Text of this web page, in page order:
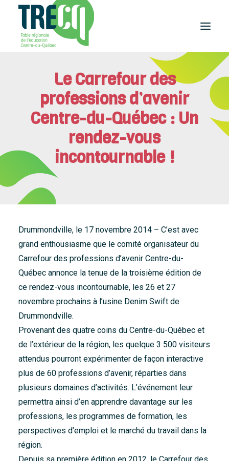
Plaisir de lire
Événements
Équilibre
études-travail
Étudier
au Centre-du-Québec
Outils
et publications
Accueil
À propos
Nouvelles
Nous joindre
Le Carrefour des
professions d’avenir
Centre-du-Québec : Un
rendez-vous
incontournable !
Drummondville, le 17 novembre 2014 – C’est avec
grand enthousiasme que le comité organisateur du
Carrefour des professions d’avenir Centre-du-
Québec annonce la tenue de la troisième édition de
ce rendez-vous incontournable, les 26 et 27
novembre prochains à l’usine Denim Swift de
Drummondville.
Provenant des quatre coins du Centre-du-Québec et
de l’extérieur de la région, les quelque 3 500 visiteurs
attendus pourront expérimenter de façon interactive
plus de 60 professions d’avenir, réparties dans
plusieurs domaines d’activités. L’événement leur
permettra ainsi d’en apprendre davantage sur les
professions, les programmes de formation, les
perspectives d’emploi et le marché du travail dans la
région.